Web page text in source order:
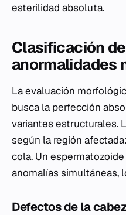
esterilidad absoluta.
Clasificación
anormalidades
La evaluación
busca la perfección
variantes estructurales.
según la región
cola. Un
anomalías simultáneas,
Defectos de la